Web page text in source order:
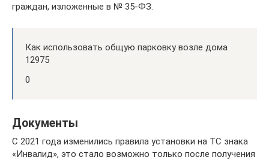
граждан, изложенные в № 35-ФЗ.
Как использовать общую парковку возле дома
12975
0
Документы
С 2021 года изменились правила установки на ТС знака
«Инвалид», это стало возможно только после получения